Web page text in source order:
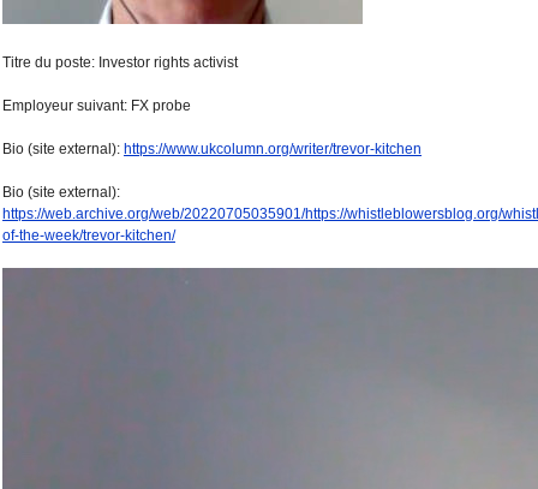
Titre du poste: Investor rights activist
Employeur suivant: FX probe
Bio (site external): https://www.ukcolumn.org/writer/trevor-kitchen
Bio (site external):
https://web.archive.org/web/20220705035901/https://whistleblowersblog.org/
of-the-week/trevor-kitchen/